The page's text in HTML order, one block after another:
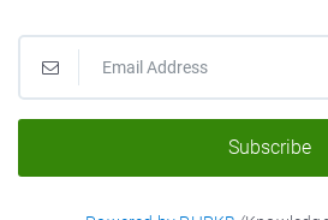
Subscribe